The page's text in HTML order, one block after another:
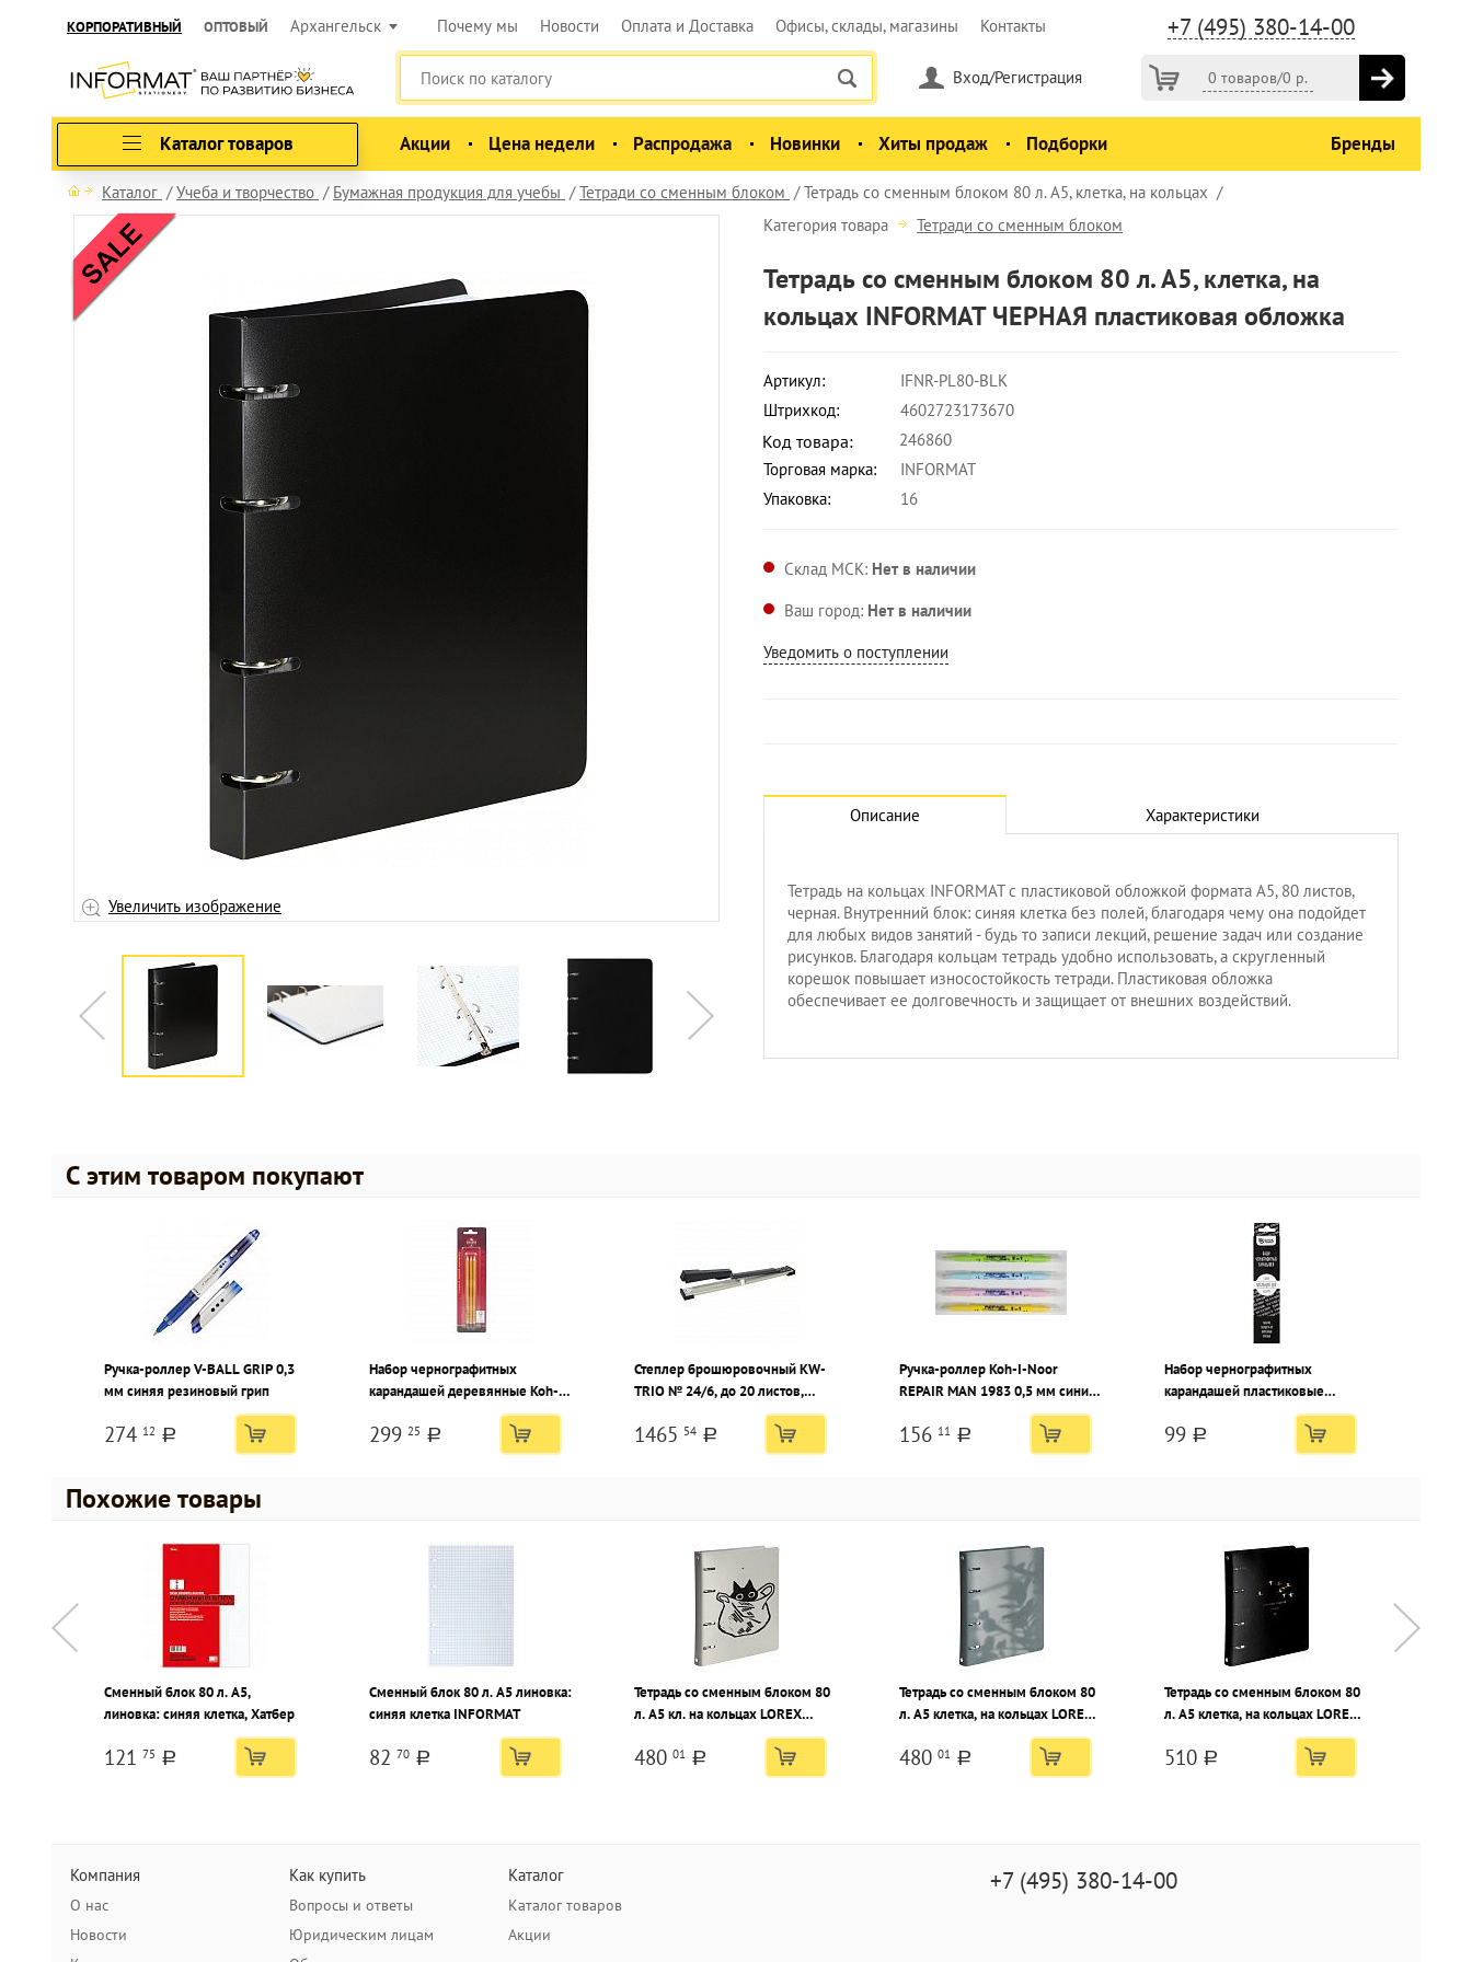
КОРПОРАТИВНЫЙ ОПТОВЫЙ Архангельск +7 (495) 380-14-00
Почему мы Новости Оплата и Доставка Офисы, склады, магазины Контакты
0 товаров/0 р.
Вход/Регистрация
Каталог товаров Акции Цена недели Распродажа Новинки Хиты продаж Подборки Бренды
Каталог Учеба и творчество Бумажная продукция для учебы Тетради со сменным блоком Тетрадь со сменным блоком 80 л. А5, клетка, на кольцах
Увеличить изображение Увеличить изображение
Категория товара Тетради со сменным блоком
Тетрадь со сменным блоком 80 л. А5, клетка, на
кольцах INFORMAT ЧЕРНАЯ пластиковая обложка
Артикул:
IFNR-PL80-BLK
Штрихкод:
4602723173670
Код товара:
246860
Торговая марка:
INFORMAT
Упаковка:
16
Склад МСК: Нет в наличии
Ваш город: Нет в наличии
Уведомить о поступлении
Описание Характеристики
Тетрадь на кольцах INFORMAT с пластиковой обложкой формата А5, 80 листов,
черная. Внутренний блок: синяя клетка без полей, благодаря чему она подойдет
для любых видов занятий - будь то записи лекций, решение задач или создание
рисунков. Благодаря кольцам тетрадь удобно использовать, а скругленный
корешок повышает износостойкость тетради. Пластиковая обложка
обеспечивает ее долговечность и защищает от внешних воздействий.
С этим товаром покупают
Ручка-роллер V-BALL GRIP 0,3
мм синяя резиновый грип
274 12 a
Набор чернографитных
карандашей деревянные Koh-I-
Noor 1580 3 шт B заточенные,
трехгранные, блистер
299 25 a
Степлер брошюровочный KW-
TRIO № 24/6, до 20 листов,
1465 54 a
Ручка-роллер Koh-I-Noor
REPAIR MAN 1983 0,5 мм синий
156 11 a
Набор чернографитных
карандашей пластиковые
Schoolformat МОТИВАЦИЯ ДНЯ
6 шт НВ с ластиком, заточенные,
круглые, принт на корпусе,
99 a
Похожие товары
Сменный блок 80 л. А5,
линовка: синяя клетка, Хатбер
121 75 a
Сменный блок 80 л. А5 линовка:
синяя клетка INFORMAT
82 70 a
Тетрадь со сменным блоком 80
л. А5 кл. на кольцах LOREX
NAUGHTY CAT BAG кож/зам,
усиленная упаковка
480 01 a
Тетрадь со сменным блоком 80
л. А5 клетка, на кольцах LOREX
SHADOW OF HAPPINESS кож/
зам, усиленная упаковка
480 01 a
Тетрадь со сменным блоком 80
л. А5 клетка, на кольцах LOREX
DISTANT DARK ANIMALS кож/
зам, фольга, усиленная
510 a
Компания
О нас
Новости
Как купить
Вопросы и ответы
Юридическим лицам
Каталог
Каталог товаров
Акции
+7 (495) 380-14-00